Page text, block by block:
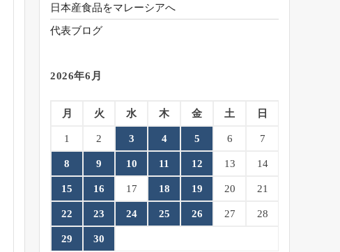
日本産食品をマレーシアへ
代表ブログ
2026年6月
月 火 水 木 金 土 日
1 2 3 4 5 6 7
8 9 10 11 12 13 14
15 16 17 18 19 20 21
22 23 24 25 26 27 28
29
30